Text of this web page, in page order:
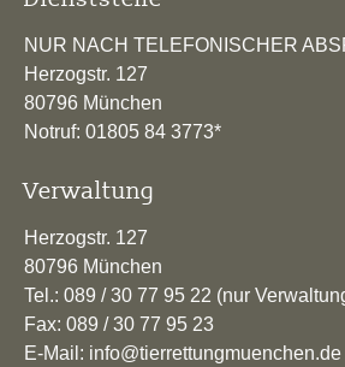
NUR NACH TELEFONISCHER
Herzogstr. 127
80796 München
Notruf: 01805 84 3773*
Verwaltung
Herzogstr. 127
80796 München
Tel.: 089 / 30 77 95 22 (nur
Fax: 089 / 30 77 95 23
E-Mail: info@tierrettungmuenchen.de